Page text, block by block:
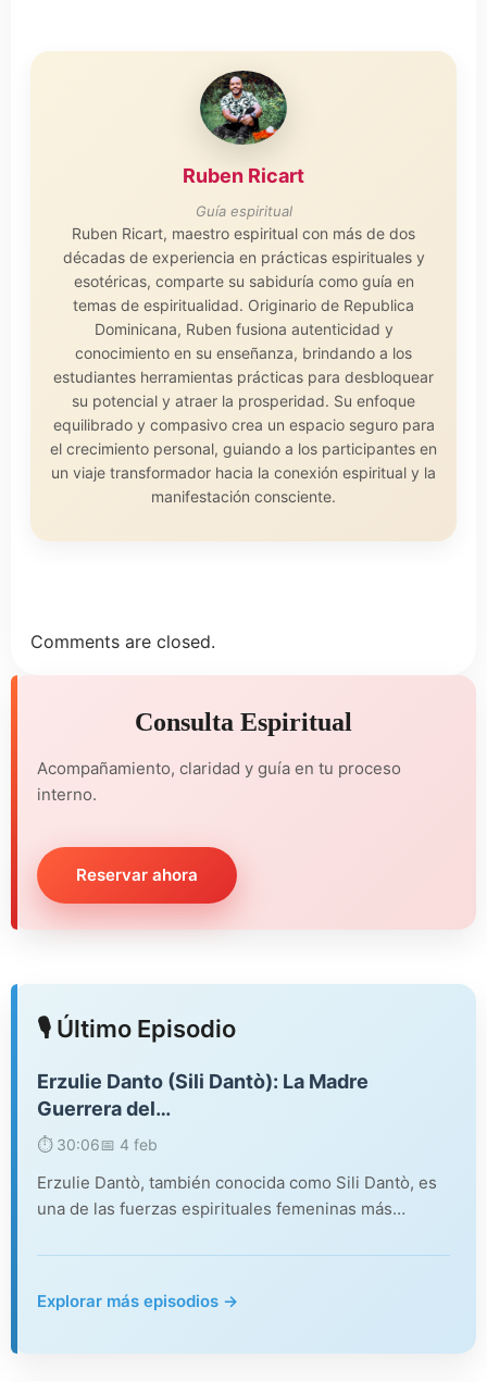
Ruben Ricart
Guía espiritual
Ruben Ricart, maestro espiritual con más de dos
décadas de experiencia en prácticas espirituales y
esotéricas, comparte su sabiduría como guía en
temas de espiritualidad. Originario de Republica
Dominicana, Ruben fusiona autenticidad y
conocimiento en su enseñanza, brindando a los
estudiantes herramientas prácticas para desbloquear
su potencial y atraer la prosperidad. Su enfoque
equilibrado y compasivo crea un espacio seguro para
el crecimiento personal, guiando a los participantes en
un viaje transformador hacia la conexión espiritual y la
manifestación consciente.
Comments are closed.
Consulta Espiritual
Acompañamiento, claridad y guía en tu proceso
interno.
Reservar ahora
🎙️ Último Episodio
Erzulie Danto (Sili Dantò): La Madre
Guerrera del…
⏱️ 30:06📅 4 feb
Erzulie Dantò, también conocida como Sili Dantò, es
una de las fuerzas espirituales femeninas más…
Explorar más episodios →